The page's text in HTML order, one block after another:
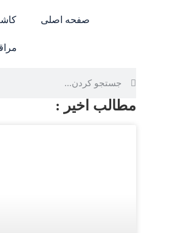
صفحه اصلی
مطالب اخیر :